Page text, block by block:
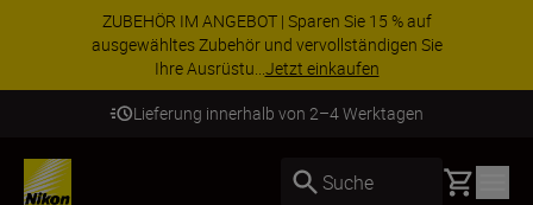
ZUBEHÖR IM ANGEBOT | Sparen Sie 15 % auf
ausgewähltes Zubehör und vervollständigen Sie
Ihre Ausrüstu...Jetzt einkaufen
Lieferung innerhalb von 2–4 Werktagen
Suche Basket